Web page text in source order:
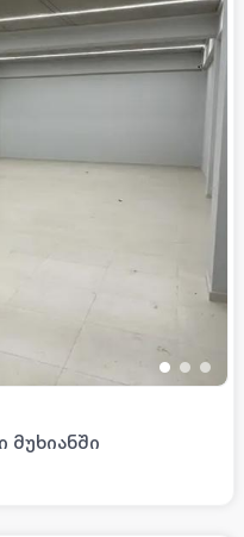
• • •
მუხიანში